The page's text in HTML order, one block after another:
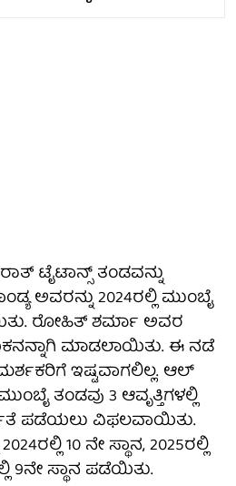
ಟೈಟಾನ್ಸ್ ತಂಡವನ್ನು
ಅವರನ್ನು 2024ರಲ್ಲಿ ಮುಂಬೈ
ರೋಹಿತ್ ಶರ್ಮಾ ಅವರ
ಮಾಡಲಾಯಿತು. ಈ ನಡೆ
ಇಷ್ಟವಾಗಲಿಲ್ಲ. ಆಲ್
ತಂಡವು 3 ಆವೃತ್ತಿಗಳಲ್ಲಿ
ಪಡೆಯಲು ವಿಫಲವಾಯಿತು.
10 ನೇ ಸ್ಥಾನ, 2025ರಲ್ಲಿ
9ನೇ ಸ್ಥಾನ ಪಡೆಯಿತು.